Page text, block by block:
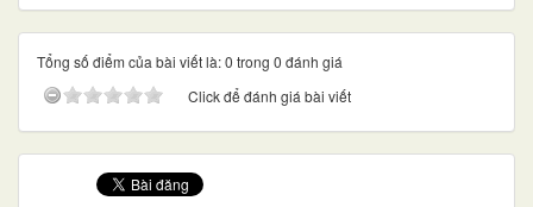
Tổng số điểm của bài viết là: 0 trong 0 đánh giá
Click để đánh giá bài viết